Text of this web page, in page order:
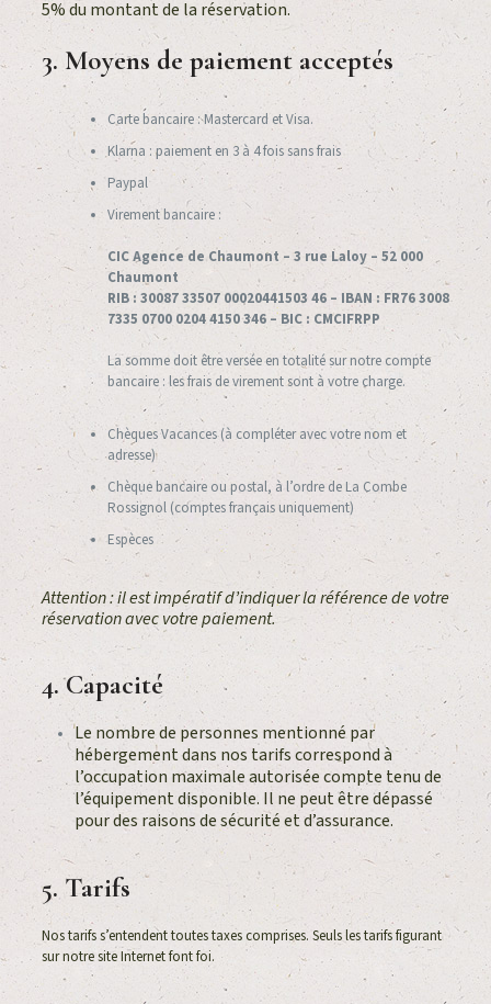
5% du montant de la réservation.
3. Moyens de paiement acceptés
Carte bancaire : Mastercard et Visa.
Klarna : paiement en 3 à 4 fois sans frais
Paypal
Virement bancaire :
CIC Agence de Chaumont – 3 rue Laloy – 52 000
Chaumont
RIB : 30087 33507 00020441503 46 – IBAN : FR76 3008
7335 0700 0204 4150 346 – BIC : CMCIFRPP
La somme doit être versée en totalité sur notre compte
bancaire : les frais de virement sont à votre charge.
Chèques Vacances (à compléter avec votre nom et
adresse)
Chèque bancaire ou postal, à l’ordre de La Combe
Rossignol (comptes français uniquement)
Espèces
Attention : il est impératif d’indiquer la référence de votre
réservation avec votre paiement.
4. Capacité
Le nombre de personnes mentionné par
hébergement dans nos tarifs correspond à
l’occupation maximale autorisée compte tenu de
l’équipement disponible. Il ne peut être dépassé
pour des raisons de sécurité et d’assurance.
5. Tarifs
Nos tarifs s’entendent toutes taxes comprises. Seuls les tarifs figurant
sur notre site Internet font foi.